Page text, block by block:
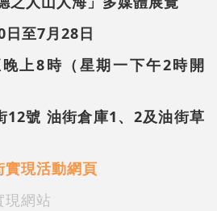
日至7月28日
上8時（星期一下午2時開
12號 油街倉庫1、2及油街草
實現活動網頁
現網站